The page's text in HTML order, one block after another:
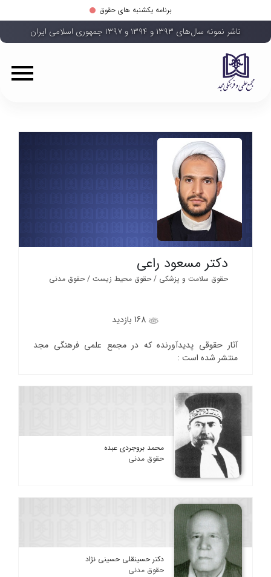
برنامه یکشنبه های حقوق
ناشر نمونه سال‌های ۱۳۹۳ و ۱۳۹۴ و ۱۳۹۷ جمهوری اسلامی ایران
دکتر مسعود راعی
حقوق سلامت و پزشکی / حقوق محیط زیست / حقوق مدنی
آثار حقوقی پدیدآورنده که در مجمع علمی فرهنگی مجد
منتشر شده است :
محمد بروجردی عبده
حقوق مدنی
دکتر حسینقلی حسینی نژاد
حقوق مدنی